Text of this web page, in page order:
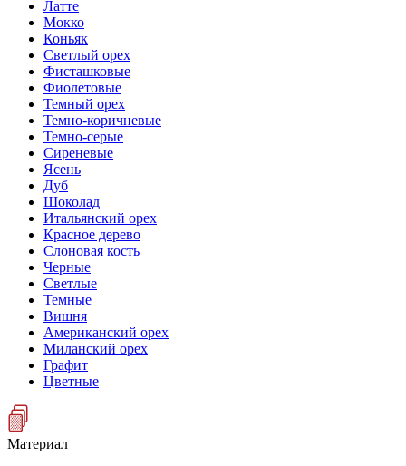
Латте
Мокко
Коньяк
Светлый орех
Фисташковые
Фиолетовые
Темный орех
Темно-коричневые
Темно-серые
Сиреневые
Ясень
Дуб
Шоколад
Итальянский орех
Красное дерево
Слоновая кость
Черные
Светлые
Темные
Вишня
Американский орех
Миланский орех
Графит
Цветные
Материал